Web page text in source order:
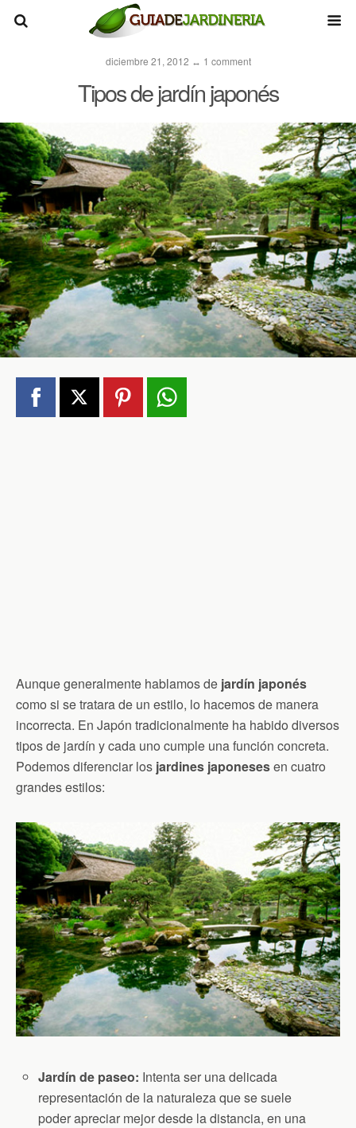
diciembre 21, 2012 ↔ 1 comment
Tipos de jardín japonés
Aunque generalmente hablamos de jardín japonés
como si se tratara de un estilo, lo hacemos de manera
incorrecta. En Japón tradicionalmente ha habido diversos
tipos de jardín y cada uno cumple una función concreta.
Podemos diferenciar los jardines japonesesen cuatro
grandes estilos:
Jardín de paseo: Intenta ser una delicada
representación de la naturaleza que se suele
poder apreciar mejor desde la distancia, en una